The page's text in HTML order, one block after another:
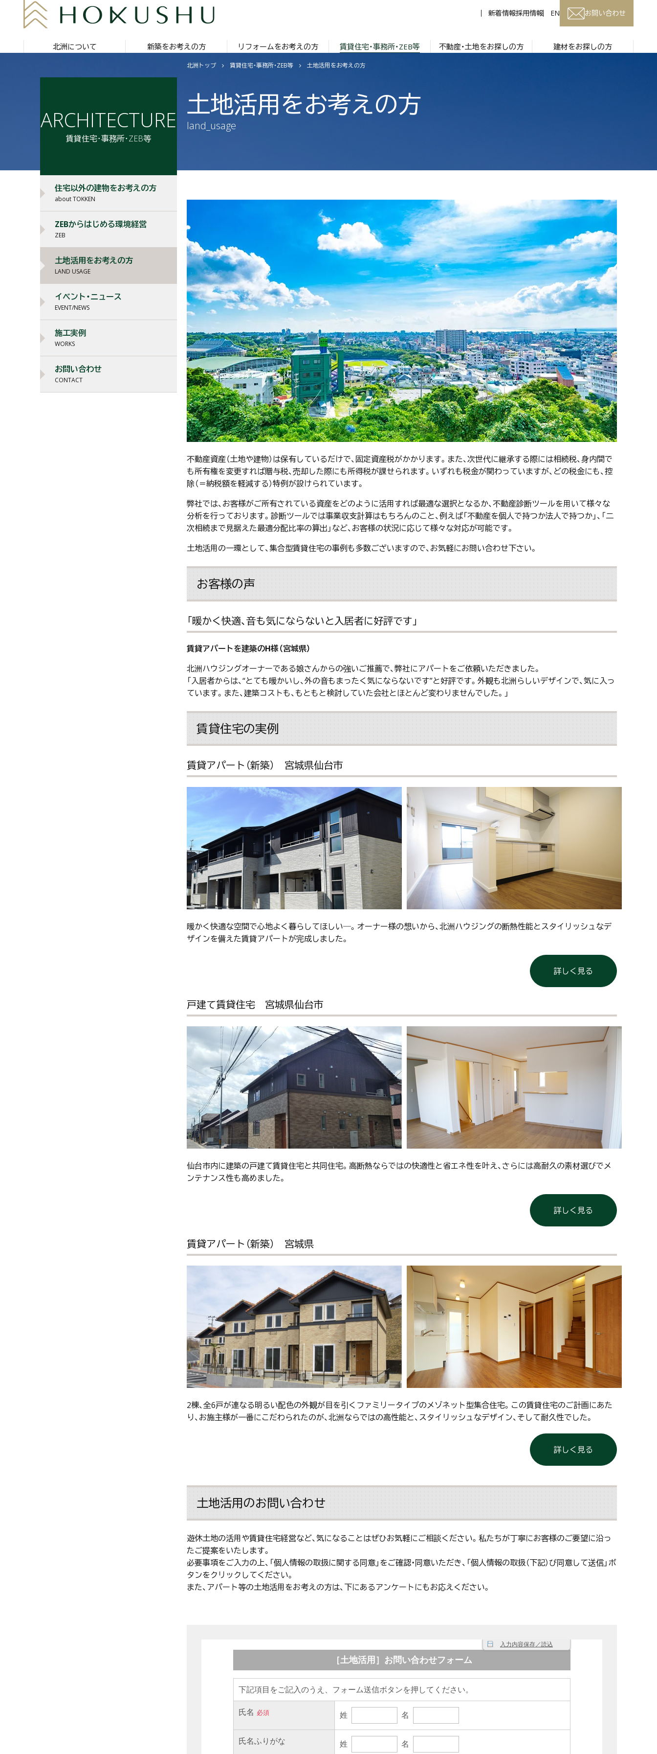
新着情報採用情報 EN お問い合わせ
北洲について 新築をお考えの方 リフォームをお考えの方 賃貸住宅・事務所・ZEB等 不動産・土地をお探しの方 建材をお探しの方
北洲トップ 賃貸住宅・事務所・ZEB等 土地活用をお考えの方
土地活用をお考えの方
land_usage
不動産資産（土地や建物）は保有しているだけで、固定資産税がかかります。また、次世代に継承する際には相続税、身内間で
も所有権を変更すれば贈与税、売却した際にも所得税が課せられます。いずれも税金が関わっていますが、どの税金にも、控
除（＝納税額を軽減する）特例が設けられています。
弊社では、お客様がご所有されている資産をどのように活用すれば最適な選択となるか、不動産診断ツールを用いて様々な
分析を行っております。診断ツールでは事業収支計算はもちろんのこと、例えば「不動産を個人で持つか法人で持つか」、「二
次相続まで見据えた最適分配比率の算出」など、お客様の状況に応じて様々な対応が可能です。
土地活用の一環として、集合型賃貸住宅の事例も多数ございますので、お気軽にお問い合わせ下さい。
お客様の声
「暖かく快適、音も気にならないと入居者に好評です」
賃貸アパートを建築のH様（宮城県）
北洲ハウジングオーナーである娘さんからの強いご推薦で、弊社にアパートをご依頼いただきました。
「入居者からは、“とても暖かいし、外の音もまったく気にならないです”と好評です。外観も北洲らしいデザインで、気に入っ
ています。また、建築コストも、もともと検討していた会社とほとんど変わりませんでした。」
賃貸住宅の実例
賃貸アパート（新築） 宮城県仙台市
暖かく快適な空間で心地よく暮らしてほしい―。オーナー様の想いから、北洲ハウジングの断熱性能とスタイリッシュなデ
ザインを備えた賃貸アパートが完成しました。
詳しく見る
戸建て賃貸住宅 宮城県仙台市
仙台市内に建築の戸建て賃貸住宅と共同住宅。高断熱ならではの快適性と省エネ性を叶え、さらには高耐久の素材選びでメ
ンテナンス性も高めました。
詳しく見る
賃貸アパート（新築） 宮城県
2棟、全6戸が連なる明るい配色の外観が目を引くファミリータイプのメゾネット型集合住宅。この賃貸住宅のご計画にあた
り、お施主様が一番にこだわられたのが、北洲ならではの高性能と、スタイリッシュなデザイン、そして耐久性でした。
詳しく見る
土地活用のお問い合わせ
遊休土地の活用や賃貸住宅経営など、気になることはぜひお気軽にご相談ください。私たちが丁寧にお客様のご要望に沿っ
たご提案をいたします。
必要事項をご入力の上、「個人情報の取扱に関する同意」をご確認・同意いただき、「個人情報の取扱（下記）び同意して送信」ボ
タンをクリックしてください。
また、アパート等の土地活用をお考えの方は、下にあるアンケートにもお応えください。
ARCHITECTURE
賃貸住宅・事務所・ZEB等
住宅以外の建物をお考えの方
about TOKKEN
ZEBからはじめる環境経営
ZEB
土地活用をお考えの方
LAND USAGE
イベント・ニュース
EVENT/NEWS
施工実例
WORKS
お問い合わせ
CONTACT